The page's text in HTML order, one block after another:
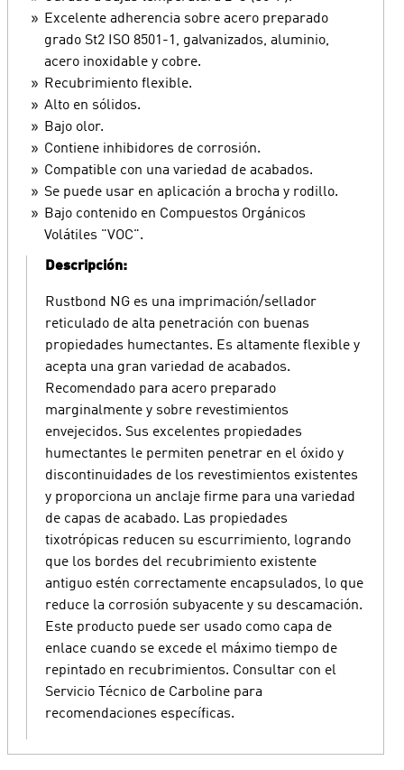
Excelente adherencia sobre acero preparado
grado St2 ISO 8501-1, galvanizados, aluminio,
acero inoxidable y cobre.
Recubrimiento flexible.
Alto en sólidos.
Bajo olor.
Contiene inhibidores de corrosión.
Compatible con una variedad de acabados.
Se puede usar en aplicación a brocha y rodillo.
Bajo contenido en Compuestos Orgánicos
Volátiles "VOC".
Descripción:
Rustbond NG es una imprimación/sellador
reticulado de alta penetración con buenas
propiedades humectantes. Es altamente flexible y
acepta una gran variedad de acabados.
Recomendado para acero preparado
marginalmente y sobre revestimientos
envejecidos. Sus excelentes propiedades
humectantes le permiten penetrar en el óxido y
discontinuidades de los revestimientos existentes
y proporciona un anclaje firme para una variedad
de capas de acabado. Las propiedades
tixotrópicas reducen su escurrimiento, logrando
que los bordes del recubrimiento existente
antiguo estén correctamente encapsulados, lo que
reduce la corrosión subyacente y su descamación.
Este producto puede ser usado como capa de
enlace cuando se excede el máximo tiempo de
repintado en recubrimientos. Consultar con el
Servicio Técnico de Carboline para
recomendaciones específicas.